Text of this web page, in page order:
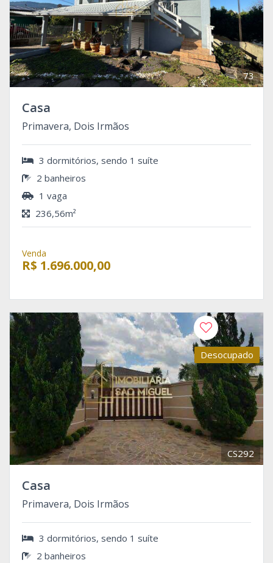
73
Casa
Primavera, Dois Irmãos
3 dormitórios, sendo 1 suíte
2 banheiros
1 vaga
236,56m²
Venda
R$ 1.696.000,00
Desocupado
CS292
Casa
Primavera, Dois Irmãos
3 dormitórios, sendo 1 suíte
2 banheiros